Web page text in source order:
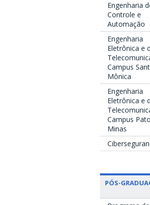
Engenharia
Controle e
Automação
Engenharia
Eletrônica e
Campus
Mônica
Engenharia
Eletrônica e
Campus
Minas
PÓS-